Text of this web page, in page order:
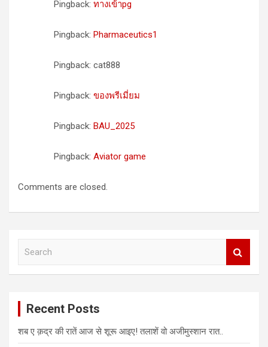
Pingback: ทางเข้าpg
Pingback: Pharmaceutics1
Pingback: cat888
Pingback: ของพรีเมี่ยม
Pingback: BAU_2025
Pingback: Aviator game
Comments are closed.
Recent Posts
शब ए क़द्र की रातें आज से शूरू आइए! तलाशें वो अजीमुस्शान रात..